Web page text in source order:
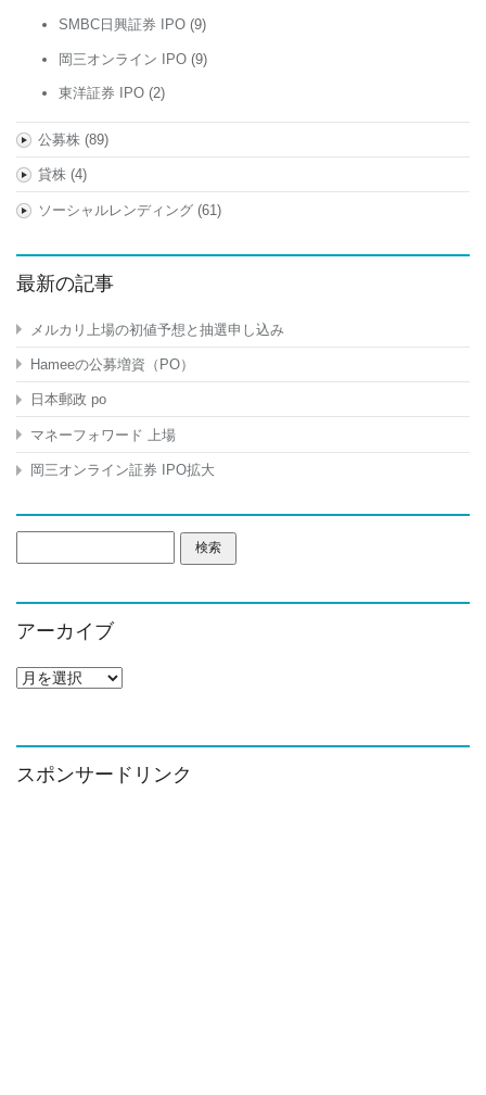
SMBC日興証券 IPO (9)
岡三オンライン IPO (9)
東洋証券 IPO (2)
公募株(89)
貸株(4)
ソーシャルレンディング(61)
最新の記事
メルカリ上場の初値予想と抽選申し込み
Hameeの公募増資（PO）
日本郵政 po
マネーフォワード 上場
岡三オンライン証券 IPO拡大
索:
アーカイブ
ア
イ
ブ
スポンサードリンク